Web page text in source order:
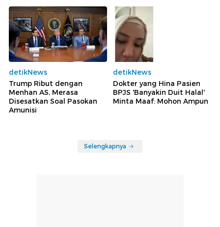
detikNews
Trump Ribut dengan
Menhan AS, Merasa
Disesatkan Soal Pasokan
Amunisi
detikNews
Dokter yang Hina Pasien
BPJS 'Banyakin Duit Halal'
Minta Maaf: Mohon Ampun
Selengkapnya